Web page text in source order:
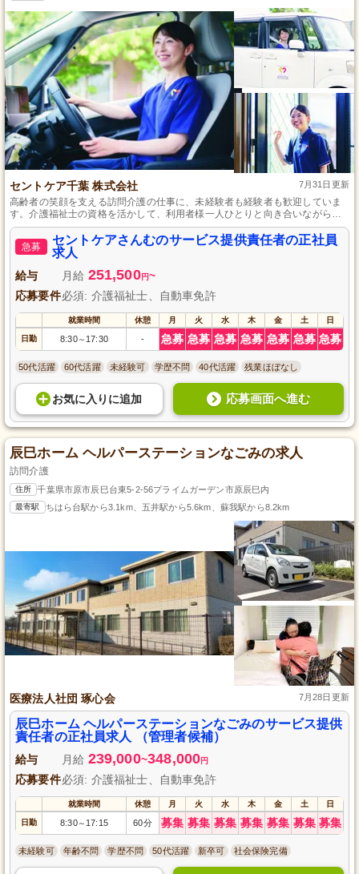
セントケア千葉 株式会社 7月31日更新
高齢者の笑顔を支える訪問介護の仕事に、未経験者も経験者も歓迎していま
す。介護福祉士の資格を活かして、利用者様一人ひとりと向き合いながら、
質の高いサービス提供に努めることができます。キャリアアップの支援も充
実しており、自分自身の成長とともに地域社会に貢献する達成感を味わえる
でしょう。
急募
セントケアさんむのサービス提供責任者の正社員
求人
給与 月給 251,500円~
応募要件必須: 介護福祉士、自動車免許
就業時間 休憩 月 火 水 木 金 土 日
日勤 8:30～ 17:30 - 急募 急募 急募 急募 急募 急募 急募
50代活躍 60代活躍 未経験可 学歴不問 40代活躍 残業ほぼなし
お気に入り に追加 応募画面へ進む
辰巳ホーム ヘルパーステーションなごみの求人
訪問介護
住所 千葉県市原市辰巳台東5-2-56プライムガーデン市原辰巳内
最寄駅 ちはら台駅から3.1km、五井駅から5.6km、蘇我駅から8.2km
医療法人社団 琢心会 7月28日更新
辰巳ホーム ヘルパーステーションなごみのサービス提供
責任者の正社員求人 （管理者候補）
給与 月給 239,000~348,000円
応募要件必須: 介護福祉士、自動車免許
就業時間 休憩 月 火 水 木 金 土 日
日勤 8:30～ 17:15 60分 募集 募集 募集 募集 募集 募集 募集
未経験可 年齢不問 学歴不問 50代活躍 新卒可 社会保険完備